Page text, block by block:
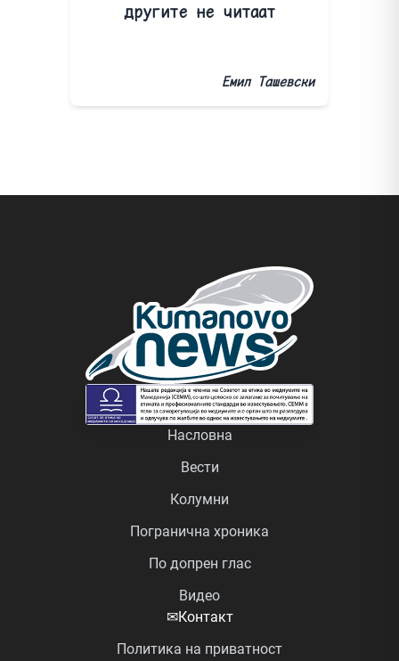
другите не читаат
Емил Ташевски
Насловна
Вести
Колумни
Погранична хроника
По допрен глас
Видео
✉Контакт
Политика на приватност